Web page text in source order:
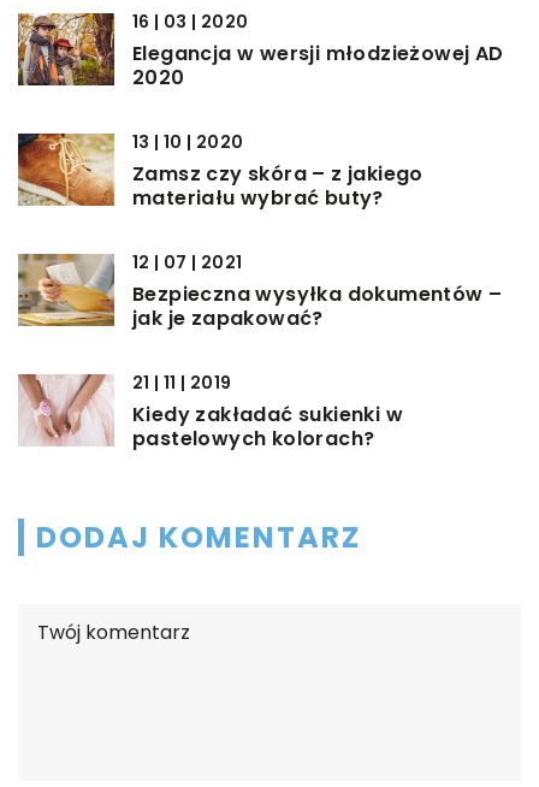
16 | 03 | 2020
Elegancja w wersji młodzieżowej AD
2020
13 | 10 | 2020
Zamsz czy skóra – z jakiego
materiału wybrać buty?
12 | 07 | 2021
Bezpieczna wysyłka dokumentów –
jak je zapakować?
21 | 11 | 2019
Kiedy zakładać sukienki w
pastelowych kolorach?
DODAJ KOMENTARZ